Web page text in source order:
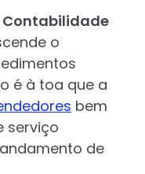
Contabilidade
o
é à toa que a
bem
serviço
de